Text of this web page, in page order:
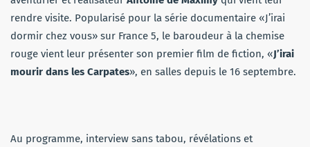
rendre visite. Popularisé pour la série documentaire «J’irai
dormir chez vous» sur France 5, le baroudeur à la chemise
rouge vient leur présenter son premier film de fiction, «J’irai
mourir dans les Carpates», en salles depuis le 16 septembre.
Au programme, interview sans tabou, révélations et